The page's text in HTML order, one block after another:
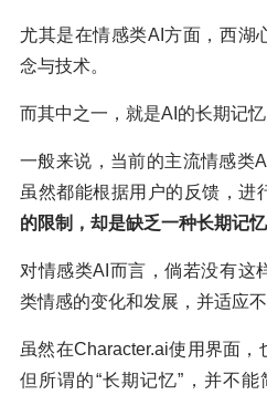
尤其是在情感类AI方面，西湖
念与技术。
而其中之一，就是AI的长期记忆
一般来说，当前的主流情感类
虽然都能根据用户的反馈，进
的限制，却是缺乏一种长期记忆
对情感类AI而言，倘若没有这
类情感的变化和发展，并适应
虽然在Character.ai使用界面，
但所谓的“长期记忆”，并不